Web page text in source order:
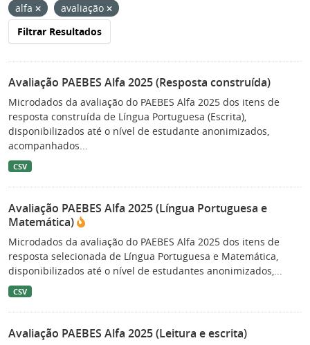
alfa
avaliação
Filtrar Resultados
Avaliação PAEBES Alfa 2025 (Resposta construída)
Microdados da avaliação do PAEBES Alfa 2025 dos itens de
resposta construída de Língua Portuguesa (Escrita),
disponibilizados até o nível de estudante anonimizados,
acompanhados...
CSV
Avaliação PAEBES Alfa 2025 (Língua Portuguesa e
Matemática)
Microdados da avaliação do PAEBES Alfa 2025 dos itens de
resposta selecionada de Língua Portuguesa e Matemática,
disponibilizados até o nível de estudantes anonimizados,...
CSV
Avaliação PAEBES Alfa 2025 (Leitura e escrita)